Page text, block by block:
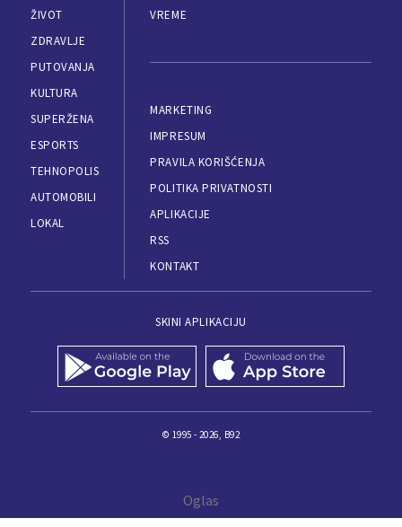
ŽIVOT
ZDRAVLJE
PUTOVANJA
KULTURA
SUPERŽENA
ESPORTS
TEHNOPOLIS
AUTOMOBILI
LOKAL
VREME
MARKETING
IMPRESUM
PRAVILA KORIŠĆENJA
POLITIKA PRIVATNOSTI
APLIKACIJE
RSS
KONTAKT
SKINI APLIKACIJU
© 1995 - 2026, B92